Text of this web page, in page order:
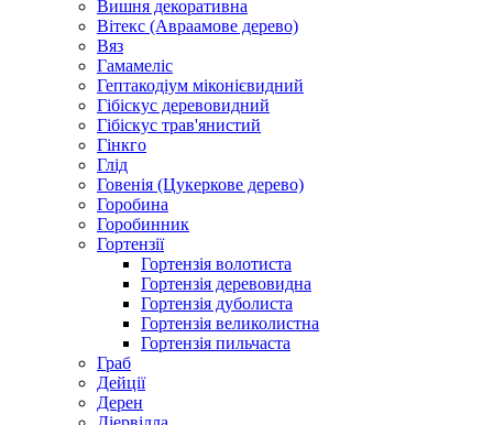
Вишня декоративна
Вітекс (Авраамове дерево)
Вяз
Гамамеліс
Гептакодіум міконієвидний
Гібіскус деревовидний
Гібіскус трав'янистий
Гінкго
Глід
Говенія (Цукеркове дерево)
Горобина
Горобинник
Гортензії
Гортензія волотиста
Гортензія деревовидна
Гортензія дуболиста
Гортензія великолистна
Гортензія пильчаста
Граб
Дейції
Дерен